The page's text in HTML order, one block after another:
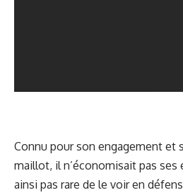
Connu pour son engagement et
maillot, il n’économisait pas ses
ainsi pas rare de le voir en